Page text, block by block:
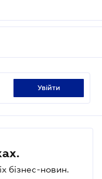
увійти
бізнес-новин.